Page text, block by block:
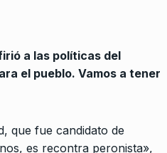
a las políticas del
el pueblo. Vamos a tener
que fue candidato de
es recontra peronista»,
votación fue positiva
gracias a la militancia y el…